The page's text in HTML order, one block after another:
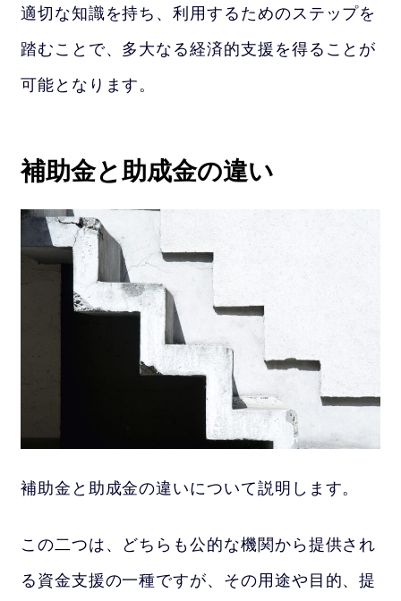
適切な知識を持ち、利用するためのステップを
踏むことで、多大なる経済的支援を得ることが
可能となります。
補助金と助成金の違い
補助金と助成金の違いについて説明します。
この二つは、どちらも公的な機関から提供され
る資金支援の一種ですが、その用途や目的、提